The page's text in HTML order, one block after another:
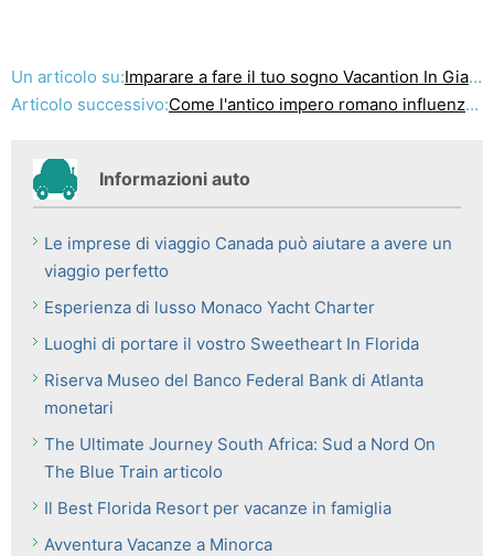
Un articolo su:Imparare a fare il tuo sogno Vacantion In Giamaica
Articolo successivo:Come l'antico impero romano influenza ancora nostra vita di oggi
Informazioni auto
Le imprese di viaggio Canada può aiutare a avere un
viaggio perfetto
Esperienza di lusso Monaco Yacht Charter
Luoghi di portare il vostro Sweetheart In Florida
Riserva Museo del Banco Federal Bank di Atlanta
monetari
The Ultimate Journey South Africa: Sud a Nord On
The Blue Train articolo
Il Best Florida Resort per vacanze in famiglia
Avventura Vacanze a Minorca